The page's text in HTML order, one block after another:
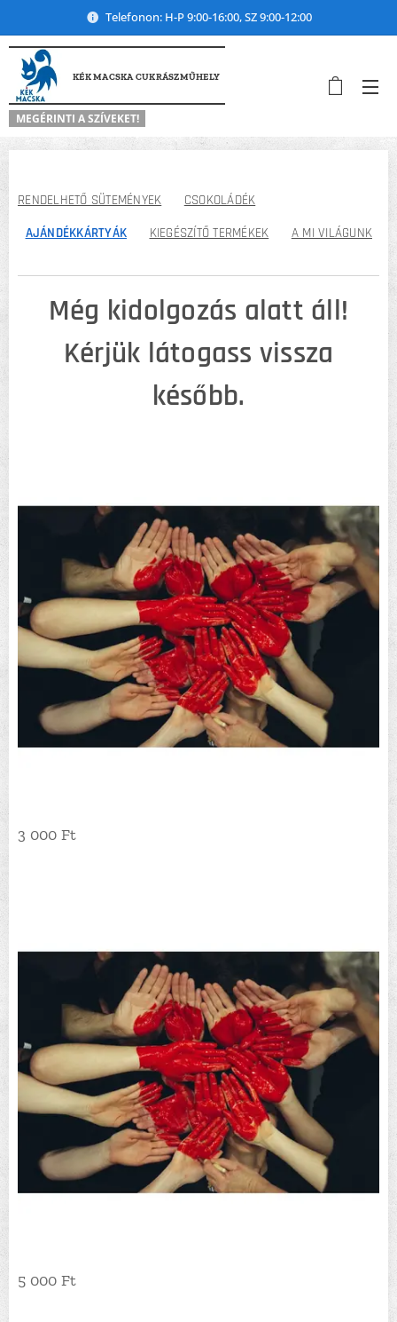
Telefonon: H-P 9:00-16:00, SZ 9:00-12:00
KÉK MACSKA CUKRÁSZMŰHELY
MEGÉRINTI A SZÍVEKET!
RENDELHETŐ SÜTEMÉNYEK
CSOKOLÁDÉK
AJÁNDÉKKÁRTYÁK
KIEGÉSZÍTŐ TERMÉKEK A MI VILÁGUNK
Még kidolgozás alatt áll!
Kérjük látogass vissza
később.
3 000 Ft
5 000 Ft